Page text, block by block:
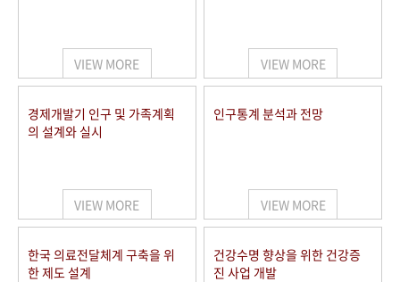
VIEW MORE VIEW MORE
경제개발기 인구 및 가족계획
의 설계와 실시
VIEW MORE
인구통계 분석과 전망
VIEW MORE
한국 의료전달체계 구축을 위
한 제도 설계
건강수명 향상을 위한 건강증
진 사업 개발